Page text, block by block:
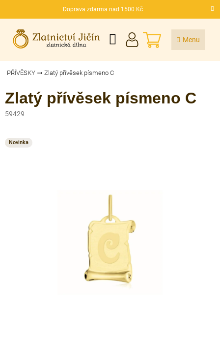
Doprava zdarma nad 1500 Kč
CZK
NÁKUPNÍ
KOŠÍK
PŘÍVĚSKY Zlatý přívěsek písmeno C
Zlatý přívěsek písmeno C
59429
Novinka